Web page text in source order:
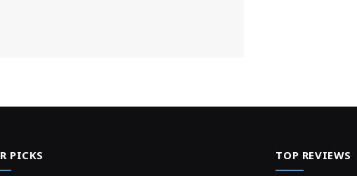
PICKS TOP REVIEWS